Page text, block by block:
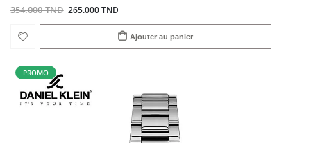
354.000 TND 265.000 TND
Ajouter au panier
PROMO